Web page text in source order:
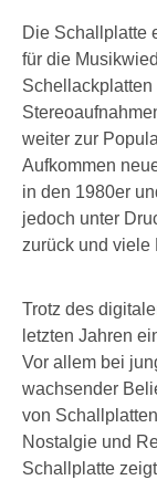
Die Schallplatte
für die
weiter zur
Aufkommen
in den 1980er
jedoch unter
zurück und viele
Trotz des
letzten Jahren
Vor allem bei
wachsender
von
Nostalgie und
Schallplatte